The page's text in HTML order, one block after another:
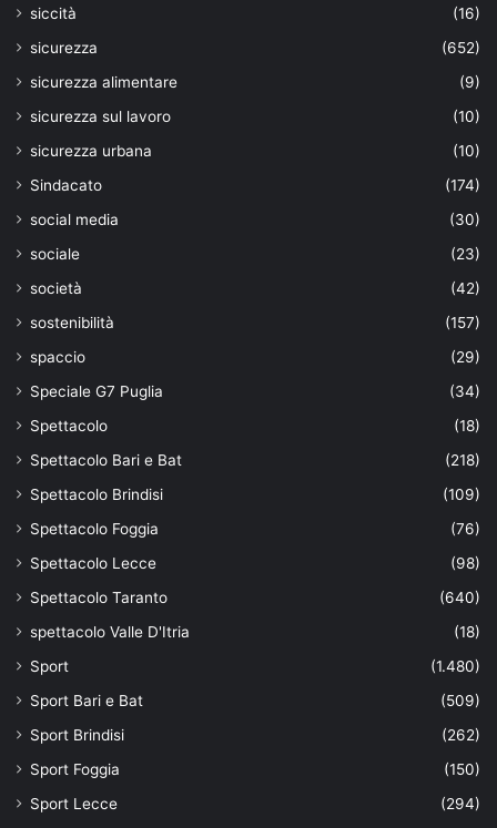
siccità
(16)
sicurezza
(652)
sicurezza alimentare
(9)
sicurezza sul lavoro
(10)
sicurezza urbana
(10)
Sindacato
(174)
social media
(30)
sociale
(23)
società
(42)
sostenibilità
(157)
spaccio
(29)
Speciale G7 Puglia
(34)
Spettacolo
(18)
Spettacolo Bari e Bat
(218)
Spettacolo Brindisi
(109)
Spettacolo Foggia
(76)
Spettacolo Lecce
(98)
Spettacolo Taranto
(640)
spettacolo Valle D'Itria
(18)
Sport
(1.480)
Sport Bari e Bat
(509)
Sport Brindisi
(262)
Sport Foggia
(150)
Sport Lecce
(294)